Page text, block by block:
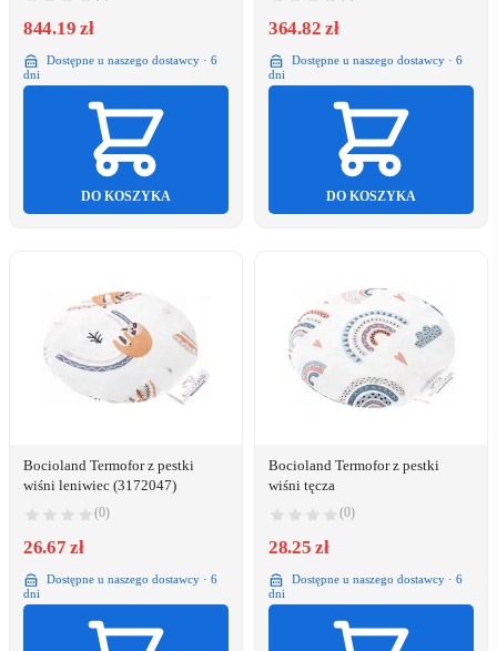
844.19 zł
Dostępne u naszego dostawcy · 6
dni
DO KOSZYKA
364.82 zł
Dostępne u naszego dostawcy · 6
dni
DO KOSZYKA
Bocioland Termofor z pestki
wiśni leniwiec (3172047)
(0)
26.67 zł
Dostępne u naszego dostawcy · 6
dni
Bocioland Termofor z pestki
wiśni tęcza
(0)
28.25 zł
Dostępne u naszego dostawcy · 6
dni